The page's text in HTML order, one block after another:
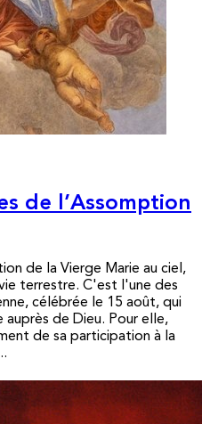
de l’Assomption
de la Vierge Marie au ciel,
terrestre. C'est l'une des
célébrée le 15 août, qui
de Dieu. Pour elle,
de sa participation à la